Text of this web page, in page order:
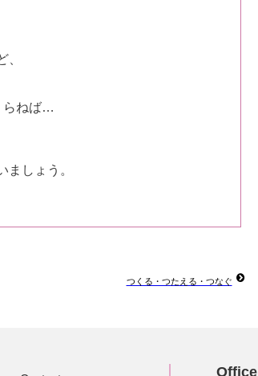
、
らねば…
しょう。
つくる・つたえる・つなぐ
Office